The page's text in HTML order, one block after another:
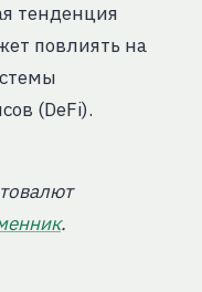
тенденция
повлиять на
(DeFi).
.